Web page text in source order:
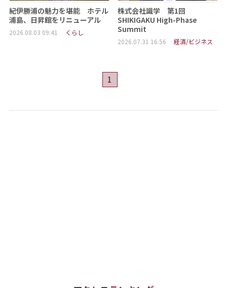
紀伊勝浦の魅力を堪能 ホテル
浦島、日昇館をリニューアル
2026.08.03 09:41 くらし
株式会社識学 第1回
SHIKIGAKU High-Phase
Summit
2026.07.31 16:56 経済/ビジネス
1